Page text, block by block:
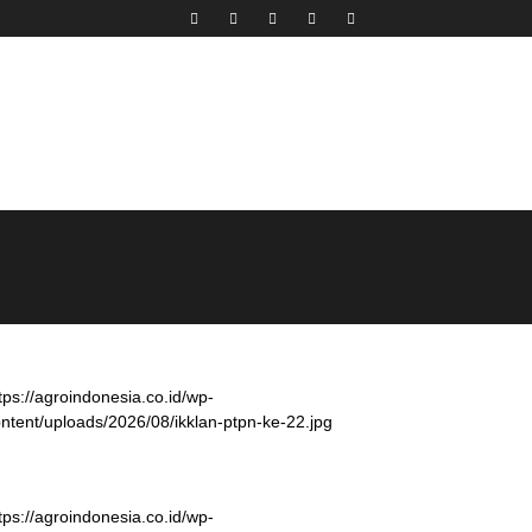
agroindonesia.co.id/wp-
uploads/2026/08/ikklan-ptpn-ke-22.jpg
agroindonesia.co.id/wp-